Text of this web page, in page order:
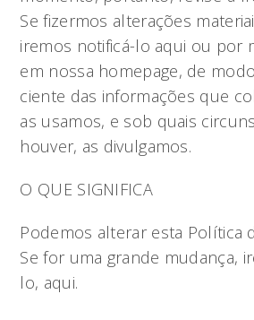
Se fizermos alterações
iremos notificá-lo aqui ou por
em nossa homepage, de
ciente das informações que
as usamos, e sob quais
houver, as divulgamos.
O QUE SIGNIFICA
Podemos alterar esta Política
Se for uma grande mudança,
lo, aqui.